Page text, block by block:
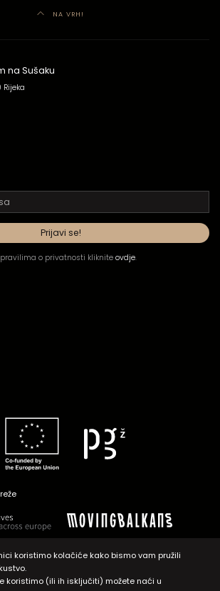
NA VRH!
na Sušaku
Rijeka
o privatnosti kliknite ovdje.
koristimo kolačiće kako bismo vam pružili
koristimo (ili ih isključiti) možete naći u